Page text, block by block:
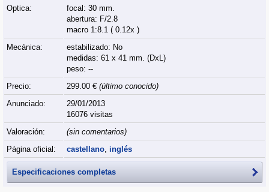
Optica:
focal: 30 mm.
abertura: F/2.8
macro 1:8.1 ( 0.12x )
Mecánica:
estabilizado: No
medidas: 61 x 41 mm. (DxL)
peso: --
Precio:
299.00 € (último conocido)
Anunciado:
29/01/2013
16076 visitas
Valoración:
(sin comentarios)
Página oficial:
castellano, inglés
Especificaciones completas